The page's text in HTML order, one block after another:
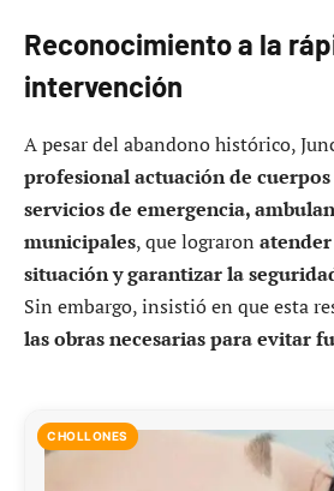
Reconocimiento a la
intervención
A pesar del abandono histórico,
profesional actuación de
servicios de emergencia,
municipales, que lograron
situación y garantizar la
Sin embargo, insistió en que esta
las obras necesarias para evitar
CHOLLONES